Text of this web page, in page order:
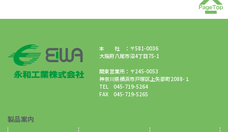
本 社 ：〒581-0036
大阪府八尾市沼4丁目75-1
関東営業所：〒245-0053
神奈川県横浜市戸塚区上矢部町2088-１
TEL 045-719-5264
FAX 045-719-5265
製品案内